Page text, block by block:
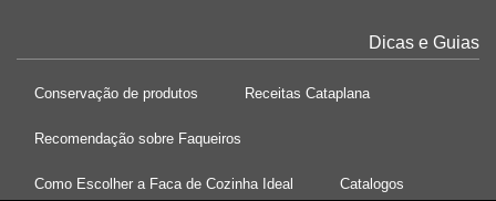
Dicas e Guias
Conservação de produtos Receitas Cataplana
Recomendação sobre Faqueiros
Como Escolher a Faca de Cozinha Ideal Catalogos